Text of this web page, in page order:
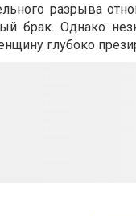
разрыва
брак. Однако
глубоко